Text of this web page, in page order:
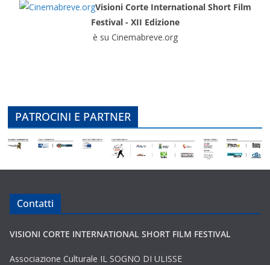
Visioni Corte International Short Film
Festival - XII Edizione
è su Cinemabreve.org
PATROCINI E PARTNER
Contatti
VISIONI CORTE INTERNATIONAL SHORT FILM FESTIVAL
Associazione Culturale IL SOGNO DI ULISSE